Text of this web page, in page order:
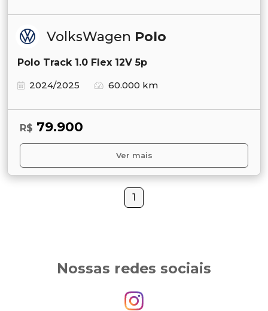
VolksWagen Polo
Polo Track 1.0 Flex 12V 5p
2024/2025
60.000 km
R$ 79.900
Ver mais
1
Nossas redes sociais